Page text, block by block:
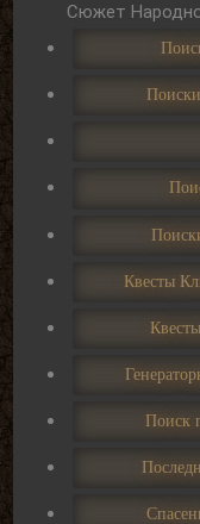
Сюжет
Квесты
Поиск